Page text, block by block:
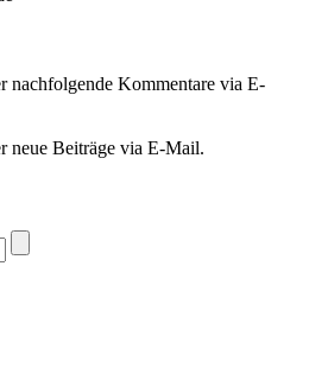
nachfolgende Kommentare via E-
neue Beiträge via E-Mail.